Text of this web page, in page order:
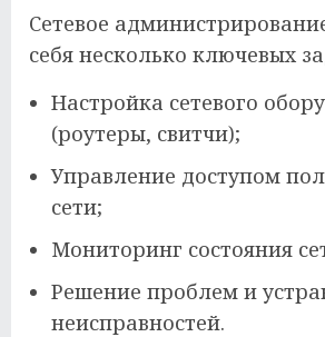
Сетевое
себя несколько ключевых
Настройка сетевого
(роутеры, свитчи);
Управление доступом
сети;
Мониторинг состояния
Решение проблем и
неисправностей.